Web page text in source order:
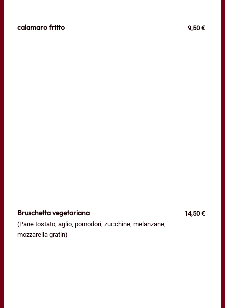
calamaro fritto 9,50 €
Bruschetta vegetariana
(Pane tostato, aglio, pomodori, zucchine, melanzane,
mozzarella gratin)
14,50 €